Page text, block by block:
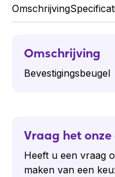
Omschrijving
Omschrijving
Bevestigingsbeugel
Vraag het onze
Heeft u een vraag
maken van een